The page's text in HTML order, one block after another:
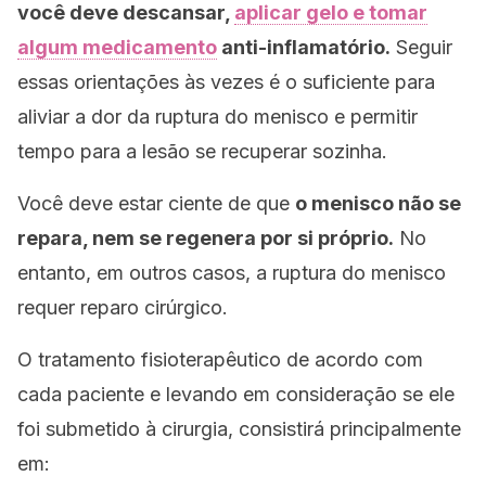
você deve descansar, aplicar gelo e tomar
algum medicamento anti-inflamatório. Seguir
essas orientações às vezes é o suficiente para
aliviar a dor da ruptura do menisco e permitir
tempo para a lesão se recuperar sozinha.
Você deve estar ciente de que o menisco não se
repara, nem se regenera por si próprio. No
entanto, em outros casos, a ruptura do menisco
requer reparo cirúrgico.
O tratamento fisioterapêutico de acordo com
cada paciente e levando em consideração se ele
foi submetido à cirurgia, consistirá principalmente
em: